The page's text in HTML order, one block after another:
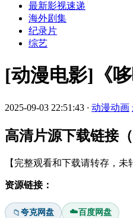
最新影视速递
海外剧集
纪录片
综艺
[动漫电影]《
2025-09-03 22:51:43 · 动漫动画
高清片源下载链接
【完整观看和下载请转存，
资源链接：
📁夸克网盘 ☁️百度网盘